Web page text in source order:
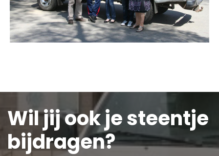
Wil jij ook je steentje
bijdragen?